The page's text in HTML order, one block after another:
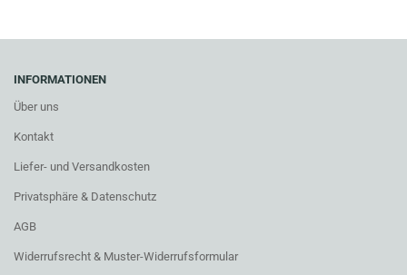
INFORMATIONEN
Über uns
Kontakt
Liefer- und Versandkosten
Privatsphäre & Datenschutz
AGB
Widerrufsrecht & Muster-Widerrufsformular